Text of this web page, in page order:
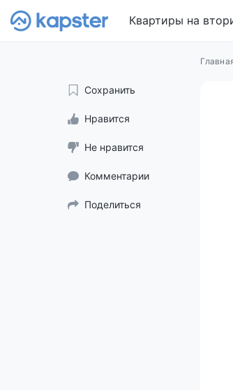
Квартиры на
Сохранить
Нравится
Не нравится
Комментарии
Поделиться